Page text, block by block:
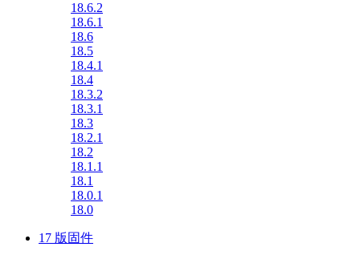
18.6.2
18.6.1
18.6
18.5
18.4.1
18.4
18.3.2
18.3.1
18.3
18.2.1
18.2
18.1.1
18.1
18.0.1
18.0
17 版固件